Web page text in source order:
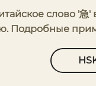
слово '
Подробные